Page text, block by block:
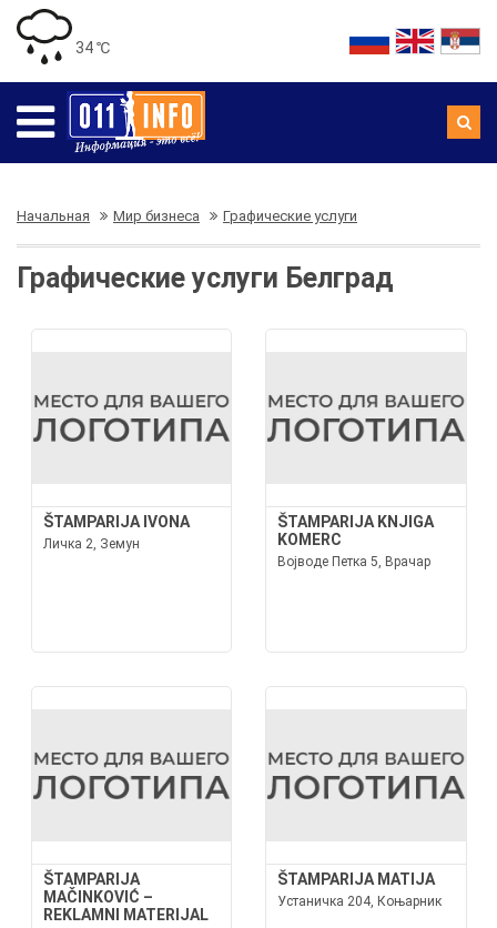
34 ℃
Начальная Мир бизнеса Графические услуги
Графические услуги Белград
ŠTAMPARIJA IVONA
Личка 2, Земун
ŠTAMPARIJA KNJIGA
KOMERC
Војводе Петка 5, Врачар
ŠTAMPARIJA
MAČINKOVIĆ –
REKLAMNI MATERIJAL
ŠTAMPARIJA MATIJA
Устаничка 204, Коњарник